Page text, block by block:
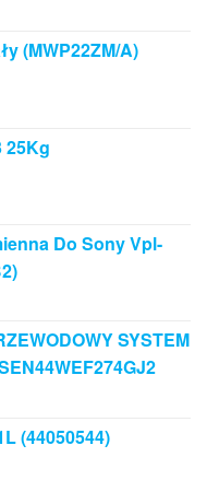
(MWP22ZM/A)
25Kg
Do Sony Vpl-
SYSTEM
(44050544)